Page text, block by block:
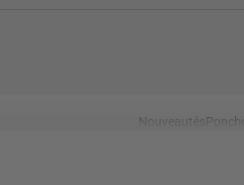
Nouveautés